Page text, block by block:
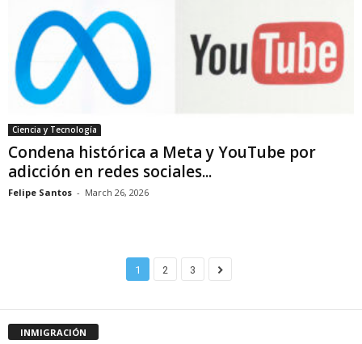
Ciencia y Tecnología
Condena histórica a Meta y YouTube por
adicción en redes sociales...
Felipe Santos - March 26, 2026
1 2 3
INMIGRACIÓN